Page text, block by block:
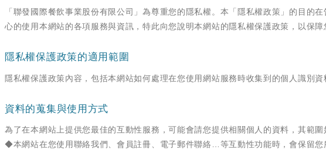
「聯發國際餐飲事業股份有限公司」為尊重您的隱私權。本「隱私權政策」的目
心的使用本網站的各項服務與資訊，特此向您說明本網站的隱私權保護政策，以保障
隱私權保護政策的適用範圍
隱私權保護政策內容，包括本網站如何處理在您使用網站服務時收集到的個人識別
資料的蒐集與使用方式
為了在本網站上提供您最佳的互動性服務，可能會請您提供相關個人的資料，其範圍
◆本網站在您使用聯絡我們、會員註冊、電子郵件聯絡…等互動性功能時，會保留